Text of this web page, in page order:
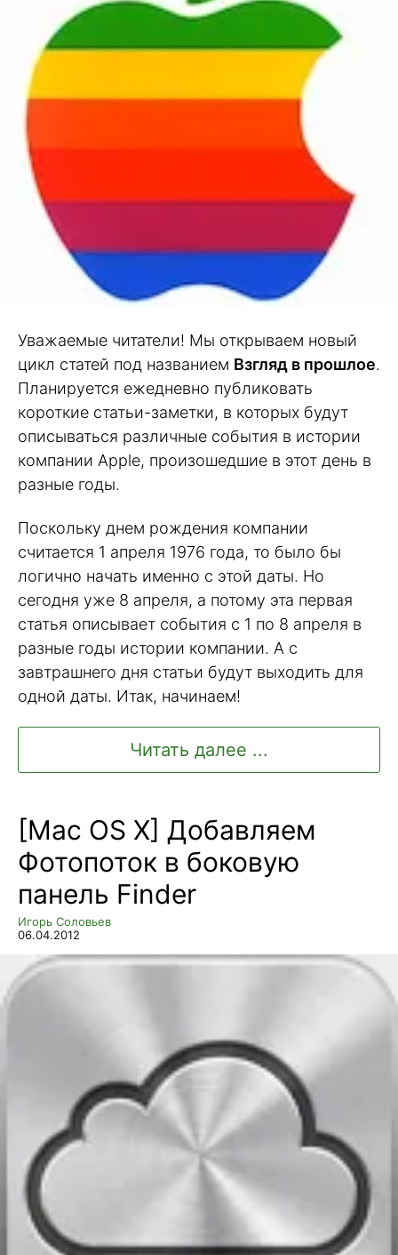
Уважаемые читатели! Мы открываем новый
цикл статей под названием Взгляд в прошлое.
Планируется ежедневно публиковать
короткие статьи-заметки, в которых будут
описываться различные события в истории
компании Apple, произошедшие в этот день в
разные годы.
Поскольку днем рождения компании
считается 1 апреля 1976 года, то было бы
логично начать именно с этой даты. Но
сегодня уже 8 апреля, а потому эта первая
статья описывает события с 1 по 8 апреля в
разные годы истории компании. А с
завтрашнего дня статьи будут выходить для
одной даты. Итак, начинаем!
Читать далее ...
[Mac OS X] Добавляем
Фотопоток в боковую
панель Finder
Игорь Соловьев
06.04.2012